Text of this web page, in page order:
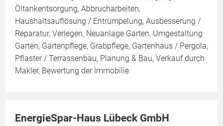
Öltankentsorgung, Abbrucharbeiten,
Haushaltsauflösung / Entrümpelung, Ausbesserung /
Reparatur, Verlegen, Neuanlage Garten, Umgestaltung
Garten, Gartenpflege, Grabpflege, Gartenhaus / Pergola,
Pflaster / Terrassenbau, Planung & Bau, Verkauf durch
Makler, Bewertung der Immobilie
EnergieSpar-Haus Lübeck GmbH